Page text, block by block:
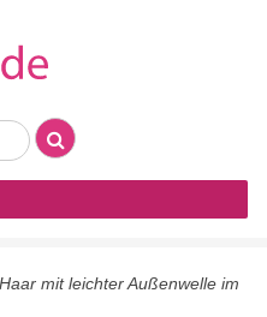
mit leichter Außenwelle im